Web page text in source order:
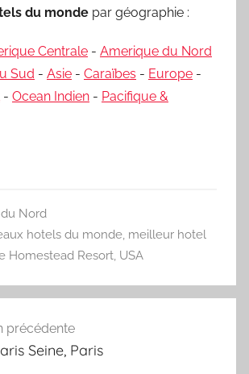
du monde par géographie :
Centrale - Amerique du Nord
Sud - Asie - Caraïbes - Europe -
- Ocean Indien - Pacifique &
Nord
hotels du monde, meilleur hotel
Homestead Resort, USA
précédente
Seine, Paris